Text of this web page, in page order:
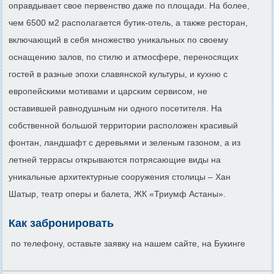
оправдывает свое первенство даже по площади. На более,
чем 6500 м2 располагается бутик-отель, а также ресторан,
включающий в себя множество уникальных по своему
оснащению залов, по стилю и атмосфере, переносящих
гостей в разные эпохи славянской культуры, и кухню с
европейскими мотивами и царским сервисом, не
оставившей равнодушным ни одного посетителя. На
собственной большой территории расположен красивый
фонтан, ландшафт с деревьями и зеленым газоном, а из
летней террасы открываются потрясающие виды на
уникальные архитектурные сооружения столицы – Хан
Шатыр, театр оперы и балета, ЖК «Триумф Астаны».
Как забронировать
по телефону, оставьте заявку на нашем сайте, на Букинге